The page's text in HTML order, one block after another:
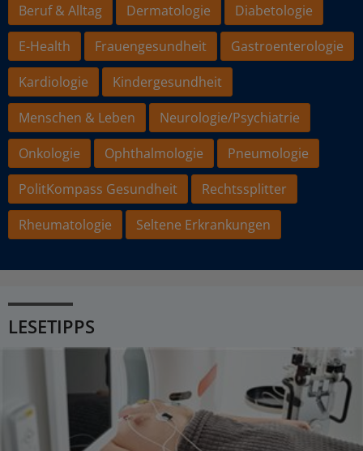
Beruf & Alltag
Dermatologie
Diabetologie
E-Health
Frauengesundheit
Gastroenterologie
Kardiologie
Kindergesundheit
Menschen & Leben
Neurologie/Psychiatrie
Onkologie
Ophthalmologie
Pneumologie
PolitKompass Gesundheit
Rechtssplitter
Rheumatologie
Seltene Erkrankungen
LESETIPPS